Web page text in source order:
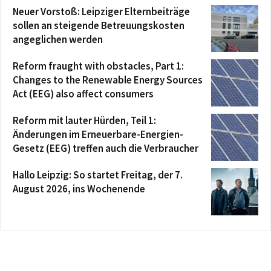
Neuer Vorstoß: Leipziger Elternbeiträge
sollen an steigende Betreuungskosten
angeglichen werden
Reform fraught with obstacles, Part 1:
Changes to the Renewable Energy Sources
Act (EEG) also affect consumers
Reform mit lauter Hürden, Teil 1:
Änderungen im Erneuerbare-Energien-
Gesetz (EEG) treffen auch die Verbraucher
Hallo Leipzig: So startet Freitag, der 7.
August 2026, ins Wochenende